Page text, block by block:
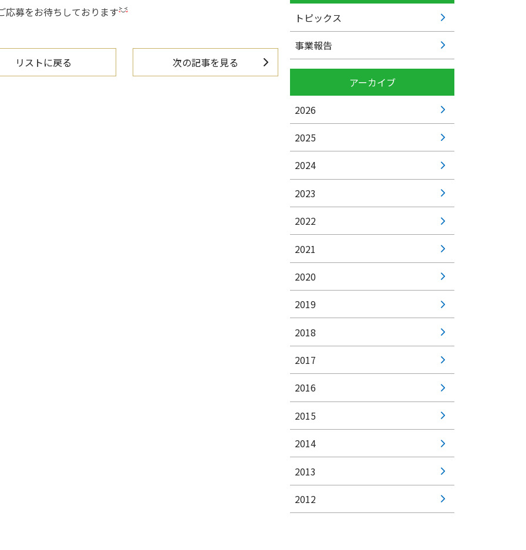
応募をお待ちしております
リストに戻る 次の記事を見る
トピックス
事業報告
アーカイブ
2026
2025
2024
2023
2022
2021
2020
2019
2018
2017
2016
2015
2014
2013
2012